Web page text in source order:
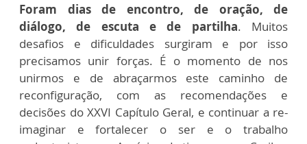
Foram dias de encontro, de oração, de
diálogo, de escuta e de partilha. Muitos
desafios e dificuldades surgiram e por isso
precisamos unir forças. É o momento de nos
unirmos e de abraçarmos este caminho de
reconfiguração, com as recomendações e
decisões do XXVI Capítulo Geral, e continuar a re-
imaginar e fortalecer o ser e o trabalho